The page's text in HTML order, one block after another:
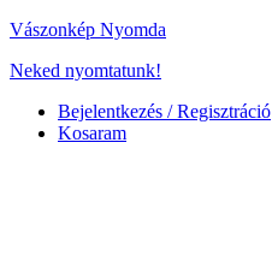
Vászonkép Nyomda
Neked nyomtatunk!
Bejelentkezés / Regisztráció
Kosaram